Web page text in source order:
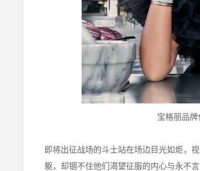
宝格丽品
即将出征战场的斗士站在场边目光如炬，
躯，却锢不住他们渴望征服的内心与永不